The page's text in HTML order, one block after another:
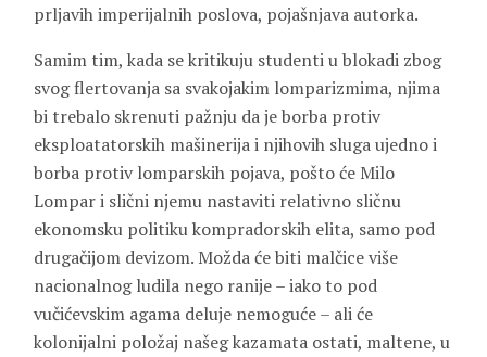
prljavih imperijalnih poslova, pojašnjava autorka.
Samim tim, kada se kritikuju studenti u blokadi zbog
svog flertovanja sa svakojakim lomparizmima, njima
bi trebalo skrenuti pažnju da je borba protiv
eksploatatorskih mašinerija i njihovih sluga ujedno i
borba protiv lomparskih pojava, pošto će Milo
Lompar i slični njemu nastaviti relativno sličnu
ekonomsku politiku kompradorskih elita, samo pod
drugačijom devizom. Možda će biti malčice više
nacionalnog ludila nego ranije – iako to pod
vučićevskim agama deluje nemoguće – ali će
kolonijalni položaj našeg kazamata ostati, maltene, u